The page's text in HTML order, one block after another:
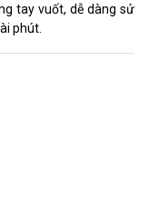
tay vuốt, dễ dàng sử
phút.